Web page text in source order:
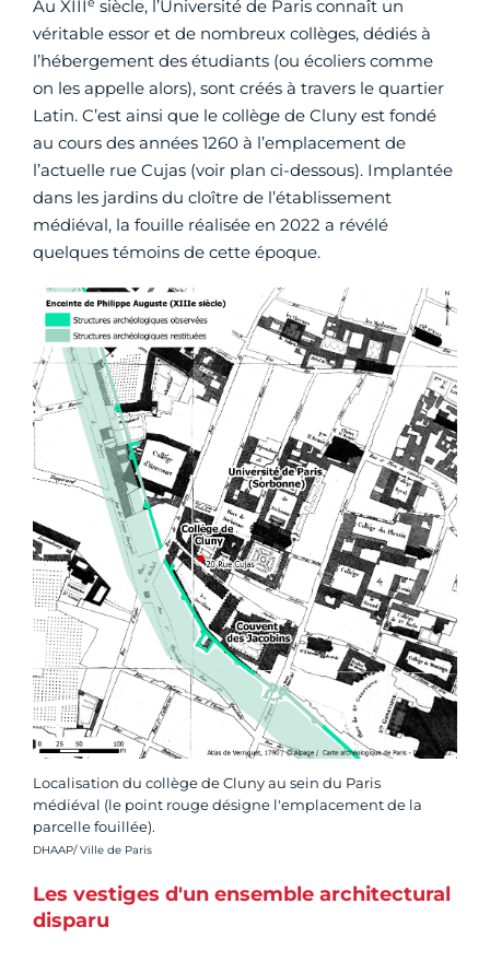
Au XIII
siècle, l’Université de Paris connaît un
véritable essor et de nombreux collèges, dédiés à
l’hébergement des étudiants (ou écoliers comme
on les appelle alors), sont créés à travers le quartier
Latin. C’est ainsi que le collège de Cluny est fondé
au cours des années 1260 à l’emplacement de
l’actuelle rue Cujas (voir plan ci-dessous). Implantée
dans les jardins du cloître de l’établissement
médiéval, la fouille réalisée en 2022 a révélé
quelques témoins de cette époque.
Localisation du collège de Cluny au sein du Paris
médiéval (le point rouge désigne l'emplacement de la
parcelle fouillée).
Crédit photo :
DHAAP/ Ville de Paris
Les vestiges d'un ensemble architectural
disparu